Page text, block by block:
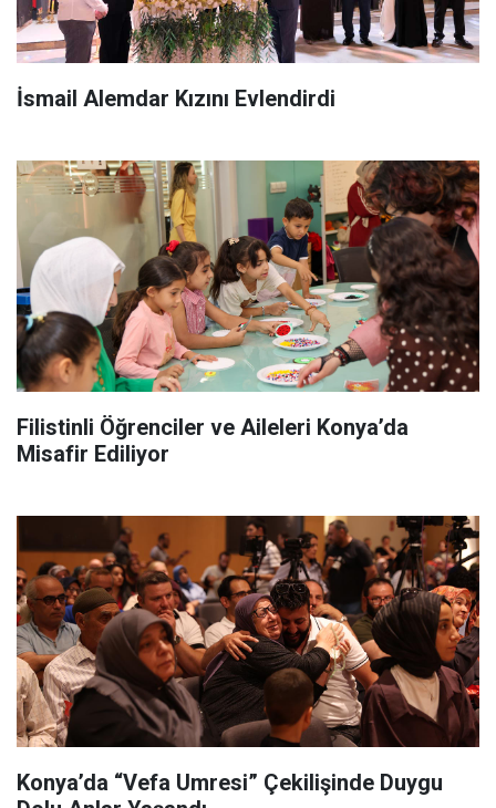
İsmail Alemdar Kızını Evlendirdi
Filistinli Öğrenciler ve Aileleri Konya’da
Misafir Ediliyor
Konya’da “Vefa Umresi” Çekilişinde Duygu